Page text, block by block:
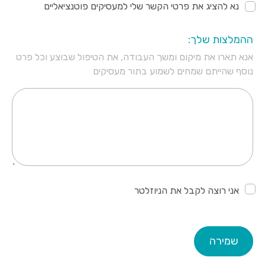
נא להציג את פרטי הקשר שלי למעסיקים פוטנציאליים
ההמלצות שלך:
אנא תארו את מיקום ומשך העבודה, את הטיפול שבוצע וכל פרט
נוסף שהייתם שמחים לשמוע בתור מעסיקים
אני רוצה לקבל את הניוזלטר
שמירה